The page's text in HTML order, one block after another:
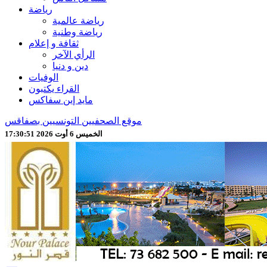
رياضة
رياضة عالمية
رياضة وطنية
ثقافة و إعلام
الرأي الآخر
دين و دنيا
الوفيات
القراء يكتبون
مايد إين سفاكس
موقع الصحفيين التونسيين بصفاقس
الخميس 6 أوت 2026 17:30:52